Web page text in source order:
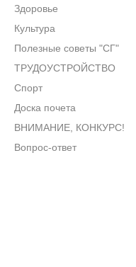
Здоровье
Культура
Полезные советы "СГ"
ТРУДОУСТРОЙСТВО
Спорт
Доска почета
ВНИМАНИЕ, КОНКУРС!
Вопрос-ответ